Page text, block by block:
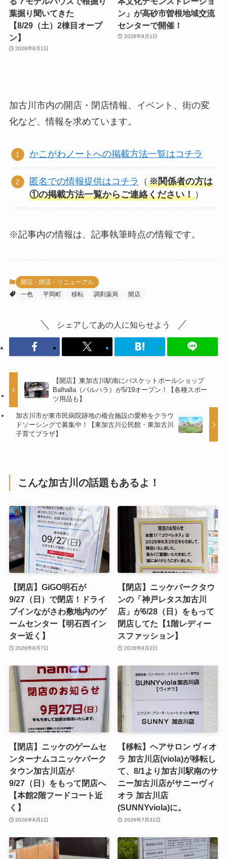
葉掘り聞いてきた
【8/29（土）2棟目オープ
ン】
2026年8月1日
ン」が高砂市曽根地域交流
センターで開催！
2026年8月1日
加古川市内の開店・閉店情報、イベント、街の変
化など、情報を求めています。
かこがわノートへの掲載方法一覧はコチラ
匿名での情報提供はコチラ （※関係者の方は
①の掲載方法一覧からご連絡ください！ ）
※記事内の情報は、記事執筆時点の情報です。
開店・閉店・リニューアル
一色
平岡町 移転 調剤薬局 開店
シェアしてあの人に知らせよう
【開店】東加古川駅南にバスケットボールショップ
Balhalla（バルハラ）が5/19オープン！【各種スポー
ツ用品も】
加古川市が東市民病院跡地の複合施設の愛称をクラウ
ドソーシングで募集中！【東加古川公民館・東加古川
子育てプラザ】
こんな加古川の話題もあるよ！
【閉店】GiGO明石が
9/27（日）で閉店！ドライ
ブインながさわ敷地内のゲ
ームセンター【明石西イン
ター近く】
2026年8月7日
【閉店】ニッケパークタウ
ンの「神戸レタス加古川
店」が6/28（日）をもって
閉店してた【1階レディー
スファッション】
2026年8月2日
【閉店】ニッケのゲームセ
ンターナムコニッケパーク
タウン加古川店が
9/27（日）をもって閉店へ
【本館2階フードコート近
く】
2026年8月1日
【移転】ヘアサロン ヴィオ
ラ 加古川店(viola)が移転し
て、8/1より加古川駅南のサ
ニー加古川店がサニーヴィ
オラ 加古川店
(SUNNYviola)に。
2026年7月31日